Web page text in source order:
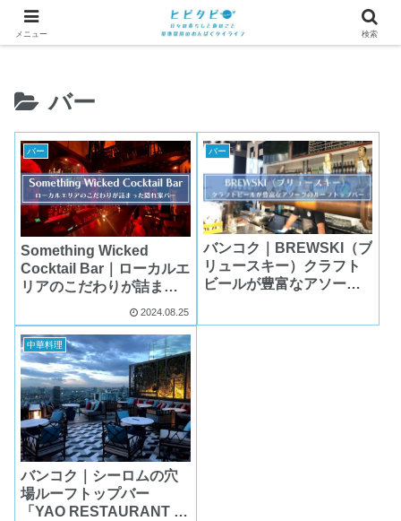
バー
バー
Something Wicked
Cocktail Bar｜ローカルエ
リアのこだわりが詰まっ
2024.08.25
バー
バンコク｜BREWSKI（ブ
リュースキー）クラフト
ビールが豊富なアソーク
中華料理
バンコク｜シーロムの穴
場ルーフトップバー
「YAO RESTAURANT &
メニュー 検索